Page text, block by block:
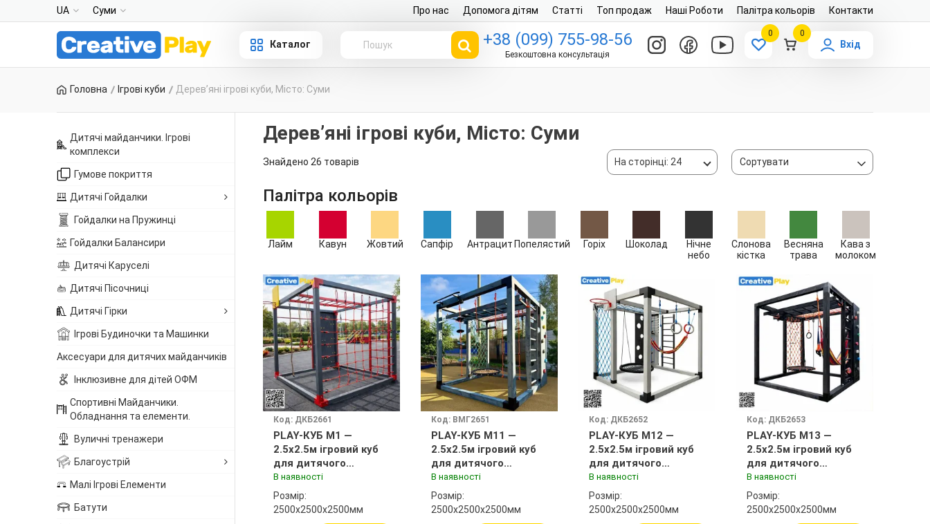
UA Суми Про нас Допомога дітям Статті Топ продаж Наші Роботи Палітра кольорів Контакти
Каталог +38 (099) 755-98-56
Безкоштовна консультація
0 0
Вхід
Головна Ігрові куби Деревʼяні ігрові куби, Місто: Суми
Дитячі майданчики. Ігрові
комплекси
Гумове покриття
Дитячі Гойдалки
Гойдалки на Пружинці
Гойдалки Балансири
Дитячі Каруселі
Дитячі Пісочниці
Дитячі Гірки
Ігрові Будиночки та Машинки
Аксесуари для дитячих майданчиків
Інклюзивне для дітей ОФМ
Спортивні Майданчики.
Обладнання та елементи.
Вуличні тренажери
Благоустрій
Малі Ігрові Елементи
Батути
Деревʼяні ігрові куби, Місто: Суми
Знайдено 26 товарів На сторінці: 24 Сортувати
Палітра кольорів
Лайм Кавун Жовтий Сапфір Антрацит Попелястий Горіх Шоколад
Нічне
небо
Слонова
кістка
Весняна
трава
Кава з
молоком
Код: ДКБ2661
PLAY-КУБ M1 —
2.5x2.5м ігровий куб
для дитячого
майданчика
В наявності
Розмір:
2500х2500x2500мм
Код: ВМГ2651
PLAY-КУБ M11 —
2.5x2.5м ігровий куб
для дитячого
майданчика
В наявності
Розмір:
2500х2500x2500мм
Код: ДКБ2652
PLAY-КУБ M12 —
2.5x2.5м ігровий куб
для дитячого
майданчика
В наявності
Розмір:
2500х2500x2500мм
Код: ДКБ2653
PLAY-КУБ M13 —
2.5x2.5м ігровий куб
для дитячого
майданчика
В наявності
Розмір:
2500х2500x2500мм